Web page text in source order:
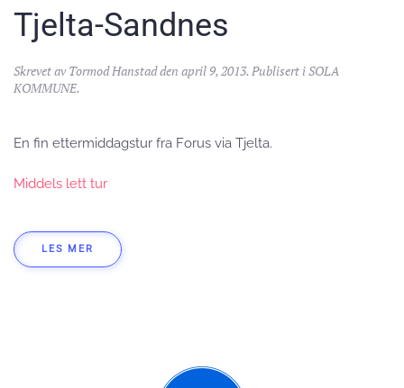
Tjelta-Sandnes
Skrevet avTormod Hanstadden april 9, 2013. Publisert iSOLA
KOMMUNE.
En fin ettermiddagstur fra Forus via Tjelta.
Middels lett tur
LES MER